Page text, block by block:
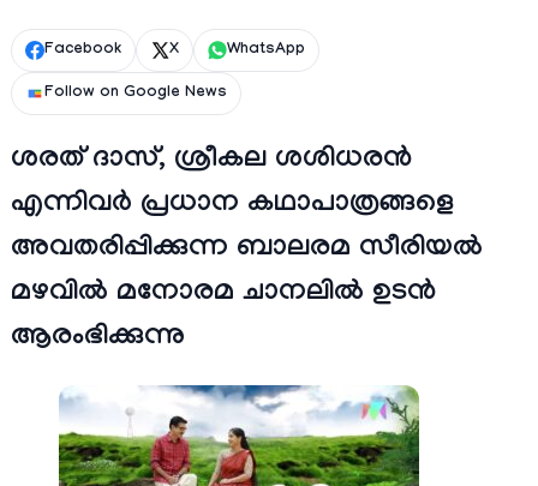
Facebook X WhatsApp
Follow on Google News
ശരത് ദാസ്, ശ്രീകല ശശിധരൻ
എന്നിവർ പ്രധാന കഥാപാത്രങ്ങളെ
അവതരിപ്പിക്കുന്ന ബാലരമ സീരിയൽ
മഴവില്‍ മനോരമ ചാനലില്‍ ഉടന്‍
ആരംഭിക്കുന്നു